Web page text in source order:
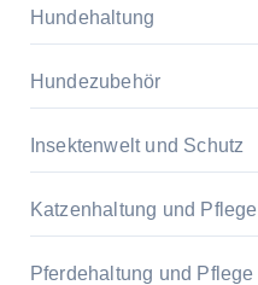
Hundehaltung
Hundezubehör
Insektenwelt und Schutz
Katzenhaltung und Pflege
Pferdehaltung und Pflege